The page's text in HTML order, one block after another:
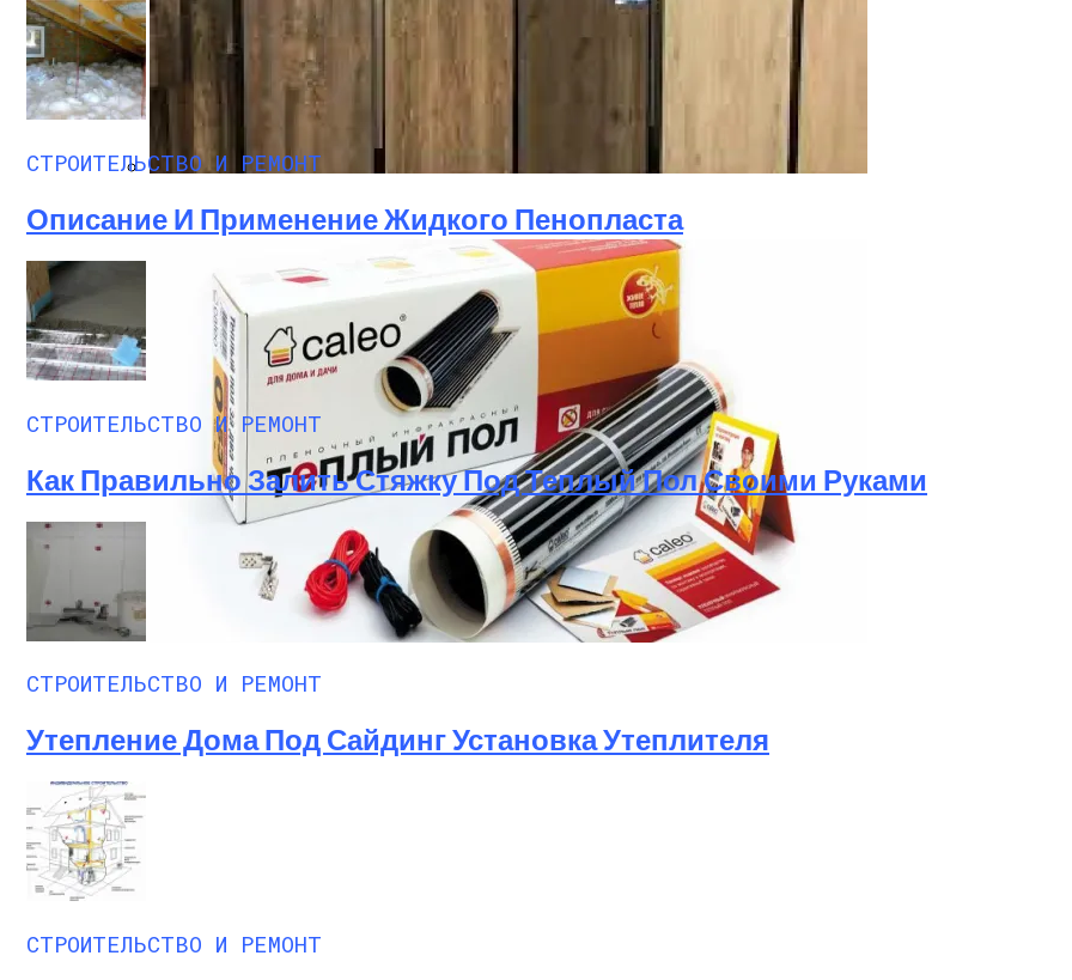
Пошаговая Инструкция Для Тех, Кто Решился На Самостоятельный Монтаж Ламината
Плюсы И Минусы Теплых Полов Caleo
СТРОИТЕЛЬСТВО И РЕМОНТ
Описание И Применение Жидкого Пенопласта
СТРОИТЕЛЬСТВО И РЕМОНТ
Как Правильно Залить Стяжку Под Теплый Пол Своими Руками
СТРОИТЕЛЬСТВО И РЕМОНТ
Утепление Дома Под Сайдинг Установка Утеплителя
СТРОИТЕЛЬСТВО И РЕМОНТ